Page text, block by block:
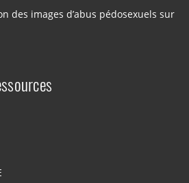
des images d’abus pédosexuels sur